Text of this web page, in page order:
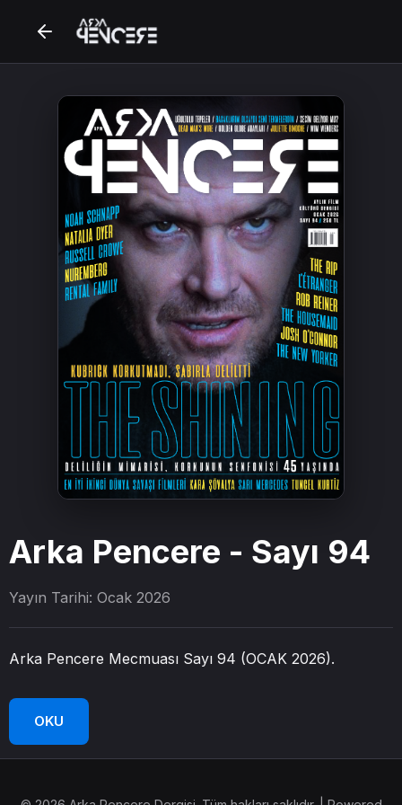
Arka Pencere - Sayı 94
Yayın Tarihi: Ocak 2026
Arka Pencere Mecmuası Sayı 94 (OCAK 2026).
OKU